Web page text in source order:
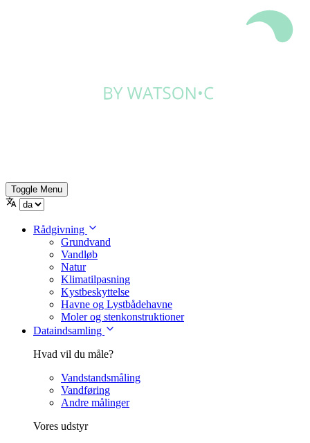
Toggle Menu
Rådgivning
Grundvand
Vandløb
Natur
Klimatilpasning
Kystbeskyttelse
Havne og Lystbådehavne
Moler og stenkonstruktioner
Dataindsamling
Hvad vil du måle?
Vandstandsmåling
Vandføring
Andre målinger
Vores udstyr